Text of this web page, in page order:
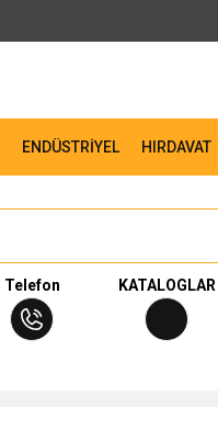
ENDÜSTRİYEL HIRDAVAT
Telefon KATALOGLAR